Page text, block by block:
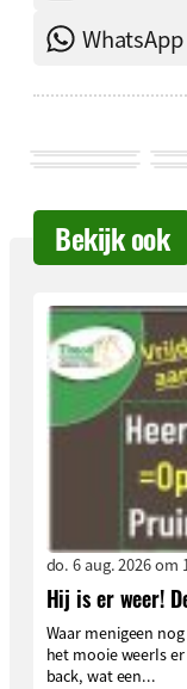
WhatsApp
Bekijk ook
do. 6 aug. 2026 om
Hij is er weer!
Waar menigeen
het mooie weerIs
back, wat een...